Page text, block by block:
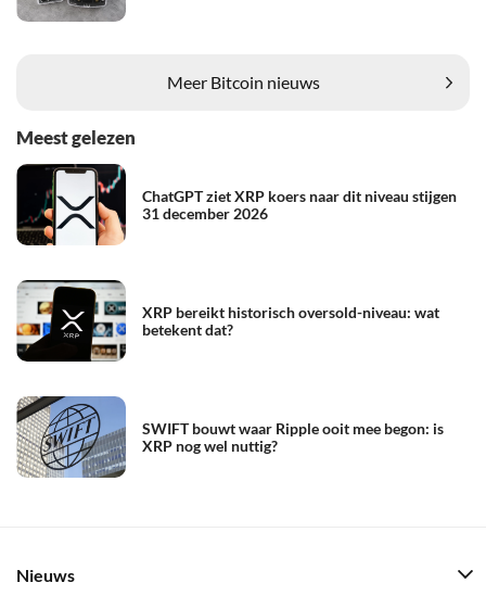
Meer Bitcoin nieuws
Meest gelezen
ChatGPT ziet XRP koers naar dit niveau stijgen
31 december 2026
XRP bereikt historisch oversold-niveau: wat
betekent dat?
SWIFT bouwt waar Ripple ooit mee begon: is
XRP nog wel nuttig?
Nieuws